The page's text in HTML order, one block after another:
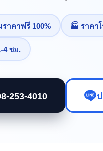
ราคาฟรี 100% 🏭 ราคา
4 ชม.
253-4010